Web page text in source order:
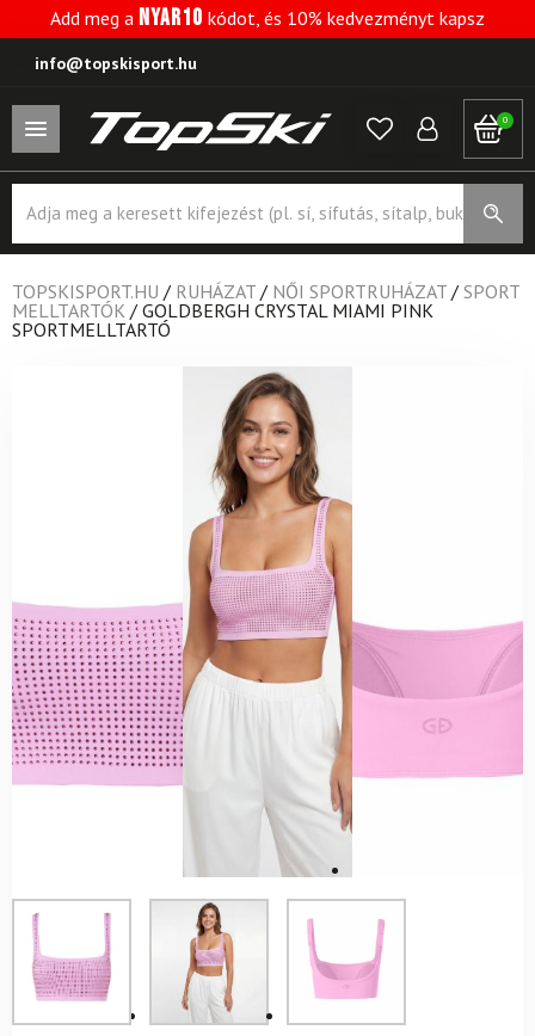
Add meg a NYAR10 kódot, és 10% kedvezményt kapsz
info@topskisport.hu
0
search
TOPSKISPORT.HU / RUHÁZAT / NŐI SPORTRUHÁZAT / SPORT
MELLTARTÓK / GOLDBERGH CRYSTAL MIAMI PINK
SPORTMELLTARTÓ